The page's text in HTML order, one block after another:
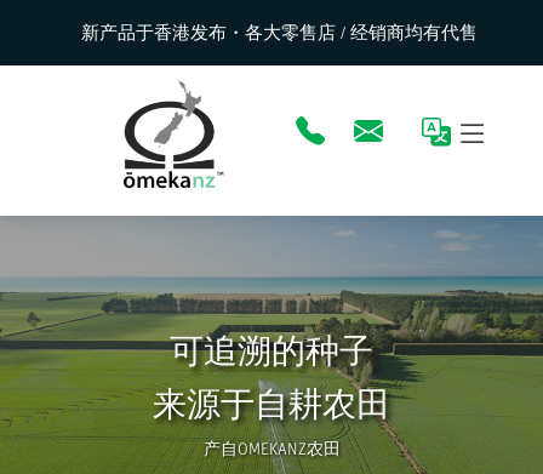
新产品于香港发布・各大零售店 / 经销商均有代售
可追溯的种子
来源于自耕农田
产自OMEKANZ农田